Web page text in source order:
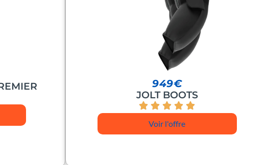
949€
JOLT BOOTS
Voir l'offre